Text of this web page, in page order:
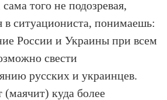
того не подозревая,
в ситуациониста, понимаешь:
России и Украины при всем
свести
русских и украинцев.
(маячит) куда более